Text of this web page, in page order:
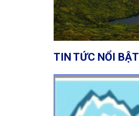
TIN TỨC NỔI BẬT